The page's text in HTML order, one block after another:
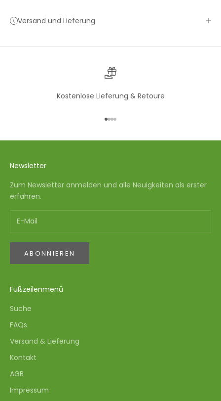
Versand und Lieferung
Kostenlose Lieferung & Retoure
Gehe zu Element 1
Gehe zu Element 2
Gehe zu Element 3
Gehe zu Element 4
Newsletter
Zum Newsletter anmelden und alle Neuigkeiten als erster
erfahren.
ABONNIEREN
Fußzeilenmenü
Suche
FAQs
Versand & Lieferung
Kontakt
AGB
Impressum